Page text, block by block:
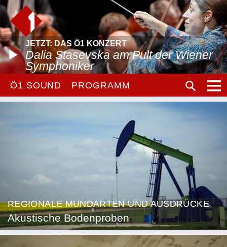
JETZT: DAS Ö1 KONZERT
Dalia Stasevska am Pult der Wiener
Symphoniker
Ö1 SOUND PROGRAMM
REGIONALE MUNDARTEN UND AUSDRÜCKE
Akustische Bodenproben